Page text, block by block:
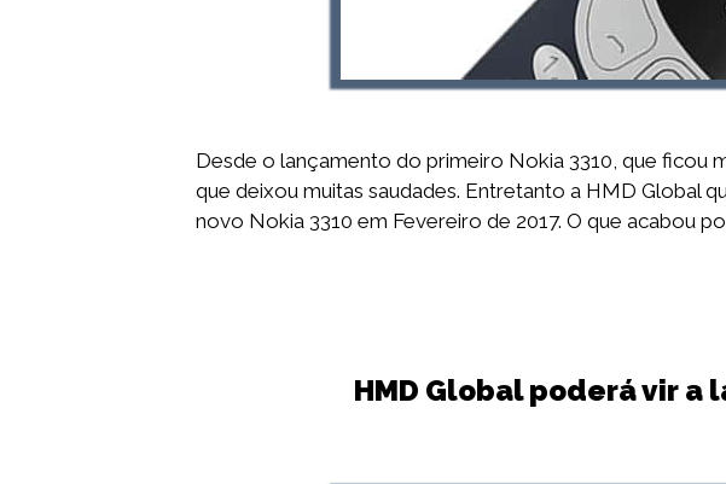
Desde o lançamento do primeiro Nokia 3310, que ficou
que deixou muitas saudades. Entretanto a HMD Global
novo Nokia 3310 em Fevereiro de 2017. O que acabou
HMD Global poderá vir a